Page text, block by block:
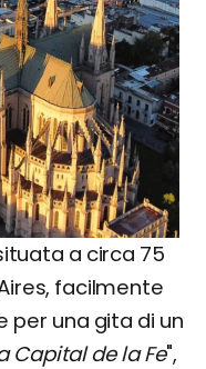
a circa 75
facilmente
per una gita di un
Capital de la Fe",